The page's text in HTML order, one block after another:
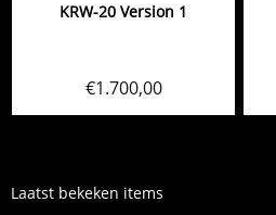
KRW-20 Version 1
€1.700,00
Laatst bekeken items